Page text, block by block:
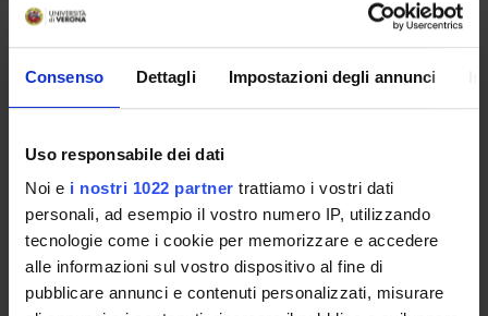
Consenso Dettagli Impostazioni degli annunci
Uso responsabile dei dati
Noi e i nostri 1022 partner trattiamo i vostri dati
personali, ad esempio il vostro numero IP, utilizzando
tecnologie come i cookie per memorizzare e accedere
alle informazioni sul vostro dispositivo al fine di
pubblicare annunci e contenuti personalizzati, misurare
ultima modifica:
Citazione bibliografica:
familiariLa famiglia nella società contemporanea
Consulta la scheda completa presente nelrepository
istituzionale della Ricerca di Ateneo
PROGETTI COLLEGATI